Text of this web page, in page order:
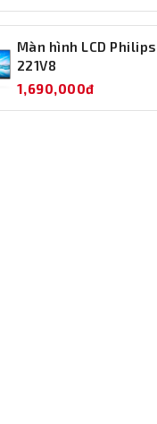
Màn hình LCD Philips
221V8
1,690,000đ